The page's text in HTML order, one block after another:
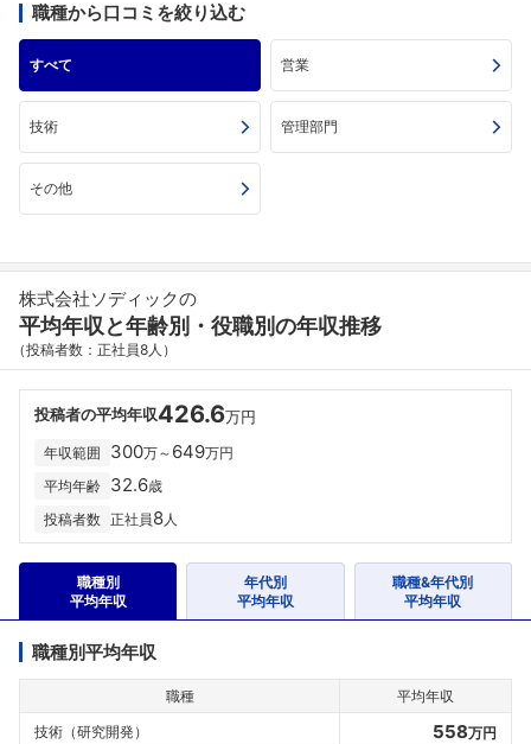
職種から口コミを絞り込む
すべて 営業
技術 管理部門
その他
株式会社ソディックの
平均年収と年齢別・役職別の年収推移
（投稿者数：正社員8人）
投稿者の平均年収426.6万円
年収範囲 300万～ 649万円
平均年齢 32.6歳
投稿者数 正社員8人
職種別
平均年収
年代別
平均年収
職種&年代別
平均年収
職種別平均年収
職種
平均年収
技術（研究開発）
558万円